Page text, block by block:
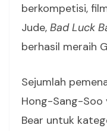
berkompetisi,
Jude, Bad Luck
berhasil meraih
Sejumlah
Hong-Sang-Soo
Bear untuk